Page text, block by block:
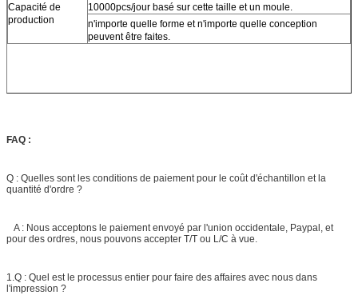
Capacité de
production
10000pcs/jour basé sur cette taille et un moule.
n'importe quelle forme et n'importe quelle conception
peuvent être faites.
FAQ :
Q : Quelles sont les conditions de paiement pour le coût d'échantillon et la
quantité d'ordre ?
A : Nous acceptons le paiement envoyé par l'union occidentale, Paypal, et
pour des ordres, nous pouvons accepter T/T ou L/C à vue.
1.Q : Quel est le processus entier pour faire des affaires avec nous dans
l'impression ?